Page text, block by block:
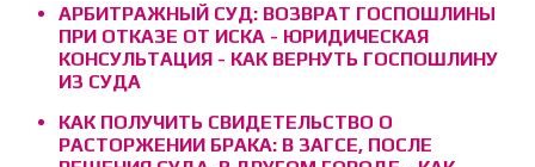
АРБИТРАЖНЫЙ СУД: ВОЗВРАТ ГОСПОШЛИНЫ
ПРИ ОТКАЗЕ ОТ ИСКА - ЮРИДИЧЕСКАЯ
КОНСУЛЬТАЦИЯ - КАК ВЕРНУТЬ ГОСПОШЛИНУ
ИЗ СУДА
КАК ПОЛУЧИТЬ СВИДЕТЕЛЬСТВО О
РАСТОРЖЕНИИ БРАКА: В ЗАГСЕ, ПОСЛЕ